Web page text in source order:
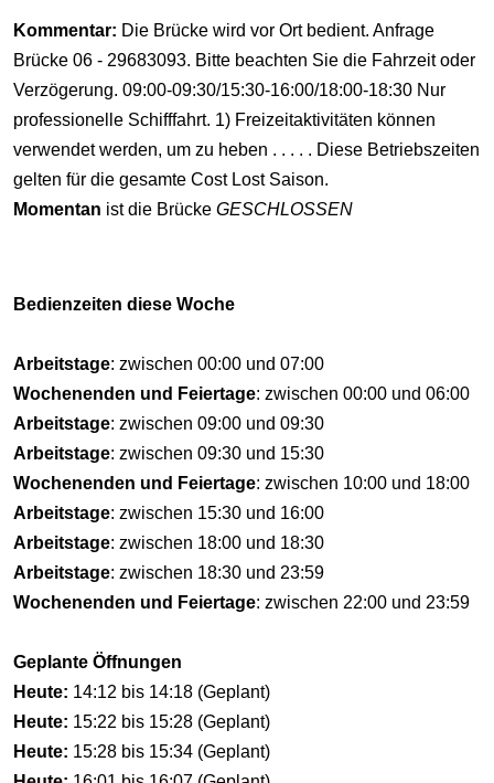
Kommentar: Die Brücke wird vor Ort bedient. Anfrage
Brücke 06 - 29683093. Bitte beachten Sie die Fahrzeit oder
Verzögerung. 09:00-09:30/15:30-16:00/18:00-18:30 Nur
professionelle Schifffahrt. 1) Freizeitaktivitäten können
verwendet werden, um zu heben . . . . . Diese Betriebszeiten
gelten für die gesamte Cost Lost Saison.
Momentan ist die Brücke GESCHLOSSEN
Bedienzeiten diese Woche
Arbeitstage: zwischen 00:00 und 07:00
Wochenenden und Feiertage: zwischen 00:00 und 06:00
Arbeitstage: zwischen 09:00 und 09:30
Arbeitstage: zwischen 09:30 und 15:30
Wochenenden und Feiertage: zwischen 10:00 und 18:00
Arbeitstage: zwischen 15:30 und 16:00
Arbeitstage: zwischen 18:00 und 18:30
Arbeitstage: zwischen 18:30 und 23:59
Wochenenden und Feiertage: zwischen 22:00 und 23:59
Geplante Öffnungen
Heute: 14:12 bis 14:18 (Geplant)
Heute: 15:22 bis 15:28 (Geplant)
Heute: 15:28 bis 15:34 (Geplant)